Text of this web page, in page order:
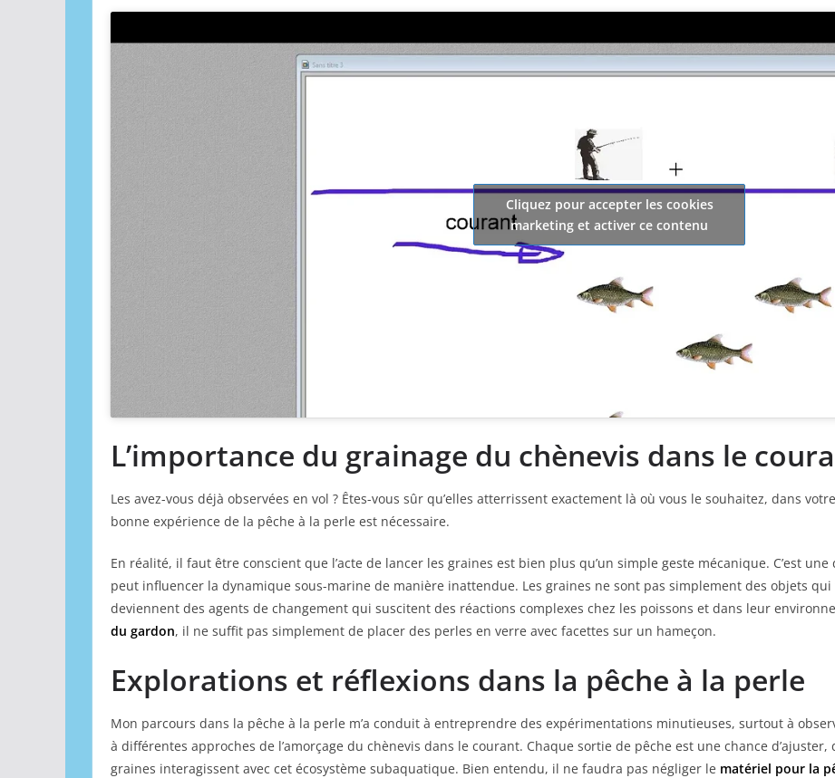
Cliquez pour accepter les cookies
marketing et activer ce contenu
L’importance du grainage du chènevis dans le
Les avez-vous déjà observées en vol ? Êtes-vous sûr qu’elles atterrissent exactement là où vous le souhaitez, dans
bonne expérience de la pêche à la perle est nécessaire.
En réalité, il faut être conscient que l’acte de lancer les graines est bien plus qu’un simple geste mécanique. C’est
peut influencer la dynamique sous-marine de manière inattendue. Les graines ne sont pas simplement des objets qui
deviennent des agents de changement qui suscitent des réactions complexes chez les poissons et dans leur
du gardon, il ne suffit pas simplement de placer des perles en verre avec facettes sur un hameçon.
Explorations et réflexions dans la pêche à la perle
Mon parcours dans la pêche à la perle m’a conduit à entreprendre des expérimentations minutieuses, surtout à
à différentes approches de l’amorçage du chènevis dans le courant. Chaque sortie de pêche est une chance
graines interagissent avec cet écosystème subaquatique. Bien entendu, il ne faudra pas négliger le matériel pour la